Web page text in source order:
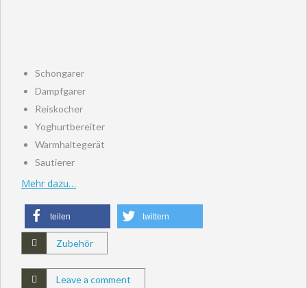
Schongarer
Dampfgarer
Reiskocher
Yoghurtbereiter
Warmhaltegerät
Sautierer
Mehr dazu…
teilen twittern
Zubehör
Leave a comment